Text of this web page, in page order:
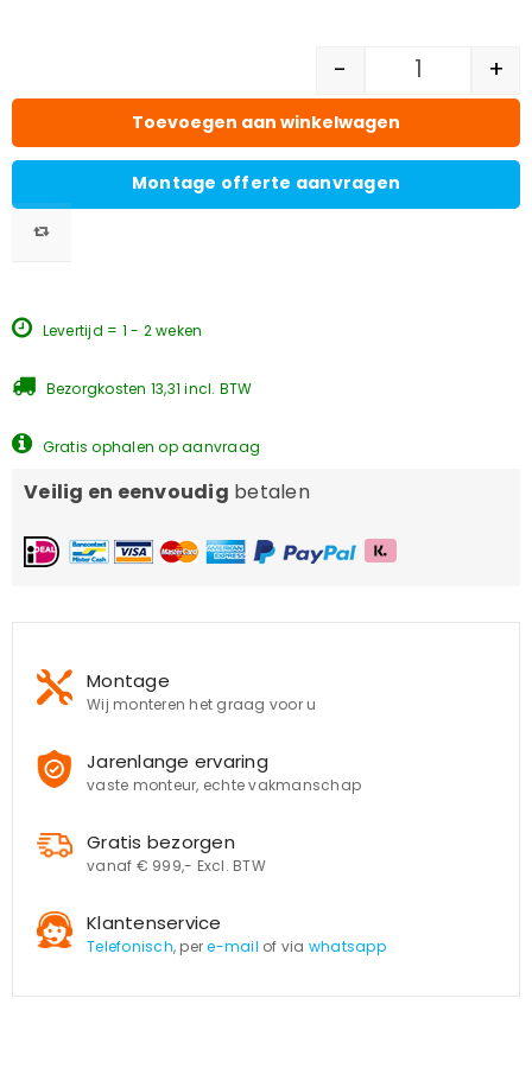
- +
Toevoegen aan winkelwagen
Montage offerte aanvragen
Levertijd = 1 - 2 weken
Bezorgkosten 13,31 incl. BTW
Gratis ophalen op aanvraag
Veilig en eenvoudig betalen
Montage
Wij monteren het graag voor u
Jarenlange ervaring
vaste monteur, echte vakmanschap
Gratis bezorgen
vanaf € 999,- Excl. BTW
Klantenservice
Telefonisch, pere-mail of via whatsapp